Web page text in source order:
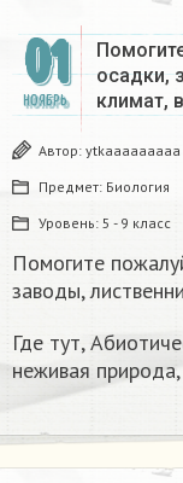
01
НОЯБРЬ
осадки,
климат,
Автор: ytkaaaaaaaaa
Предмет: Биология
Уровень: 5 - 9 класс
Помогите
заводы,
Где тут,
неживая природа,